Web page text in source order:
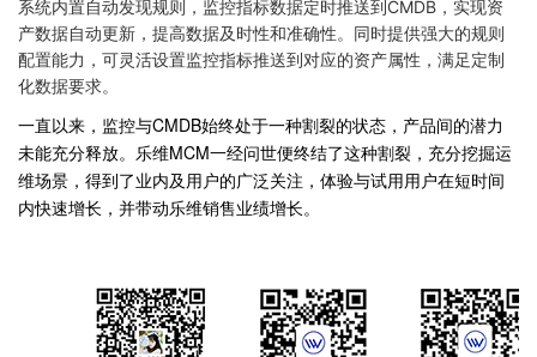
系统内置自动发现规则，监控指标数据定时推送到CMDB，实现资
产数据自动更新，提高数据及时性和准确性。同时提供强大的规则
配置能力，可灵活设置监控指标推送到对应的资产属性，满足定制
化数据要求。
一直以来，监控与CMDB始终处于一种割裂的状态，产品间的潜力
未能充分释放。乐维MCM一经问世便终结了这种割裂，充分挖掘运
维场景，得到了业内及用户的广泛关注，体验与试用用户在短时间
内快速增长，并带动乐维销售业绩增长。